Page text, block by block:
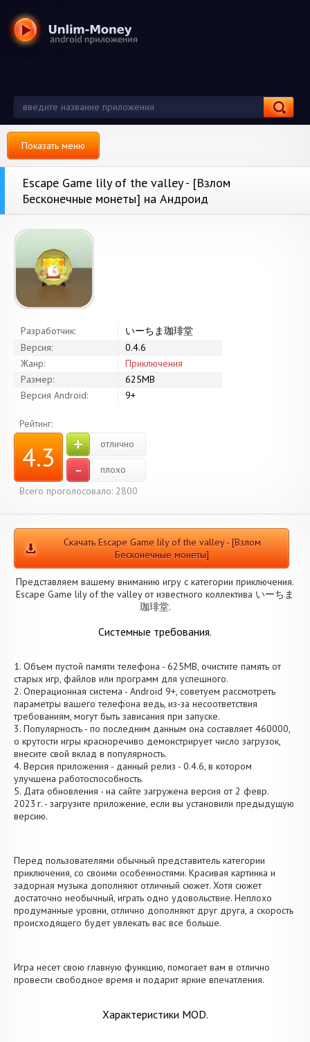
Показать меню
Escape Game lily of the valley - [Взлом
Бесконечные монеты] на Андроид
Разработчик:
いーちま珈琲堂
Версия:
0.4.6
Жанр:
Приключения
Размер:
625MB
Версия Android:
9+
Рейтинг:
4.3 + отлично
-
плохо
Всего проголосовало: 2800
Скачать Escape Game lily of the valley - [Взлом
Бесконечные монеты]
Представляем вашему вниманию игру с категории приключения.
Escape Game lily of the valley от известного коллектива いーちま
珈琲堂.
Системные требования.
1. Объем пустой памяти телефона - 625MB, очистите память от
старых игр, файлов или программ для успешного.
2. Операционная система - Android 9+, советуем рассмотреть
параметры вашего телефона ведь, из-за несоответствия
требованиям, могут быть зависания при запуске.
3. Популярность - по последним данным она составляет 460000,
о крутости игры красноречиво демонстрирует число загрузок,
внесите свой вклад в популярность.
4. Версия приложения - данный релиз - 0.4.6, в котором
улучшена работоспособность.
5. Дата обновления - на сайте загружена версия от 2 февр.
2023 г. - загрузите приложение, если вы установили предыдущую
версию.
Перед пользователями обычный представитель категории
приключения, со своими особенностями. Красивая картинка и
задорная музыка дополняют отличный сюжет. Хотя сюжет
достаточно необычный, играть одно удовольствие. Неплохо
продуманные уровни, отлично дополняют друг друга, а скорость
происходящего будет увлекать вас все больше.
Игра несет свою главную функцию, помогает вам в отлично
провести свободное время и подарит яркие впечатления.
Характеристики MOD.